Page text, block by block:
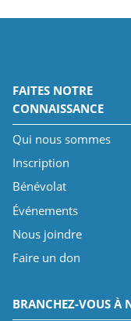
FAITES NOTRE
CONNAISSANCE
Qui nous sommes
Inscription
Bénévolat
Événements
Nous joindre
Faire un don
BRANCHEZ-VOUS À